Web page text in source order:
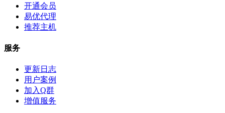
开通会员
易优代理
推荐主机
服务
更新日志
用户案例
加入Q群
增值服务